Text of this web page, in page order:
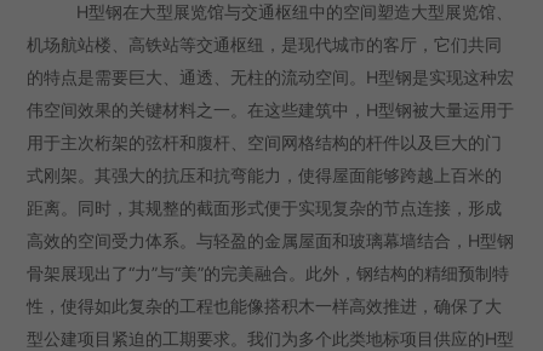
H型钢在大型展览馆与交通枢纽中的空间塑造大型展览馆、
机场航站楼、高铁站等交通枢纽，是现代城市的客厅，它们共同
的特点是需要巨大、通透、无柱的流动空间。H型钢是实现这种宏
伟空间效果的关键材料之一。在这些建筑中，H型钢被大量运用于
用于主次桁架的弦杆和腹杆、空间网格结构的杆件以及巨大的门
式刚架。其强大的抗压和抗弯能力，使得屋面能够跨越上百米的
距离。同时，其规整的截面形式便于实现复杂的节点连接，形成
高效的空间受力体系。与轻盈的金属屋面和玻璃幕墙结合，H型钢
骨架展现出了“力”与“美”的完美融合。此外，钢结构的精细预制特
性，使得如此复杂的工程也能像搭积木一样高效推进，确保了大
型公建项目紧迫的工期要求。我们为多个此类地标项目供应的H型